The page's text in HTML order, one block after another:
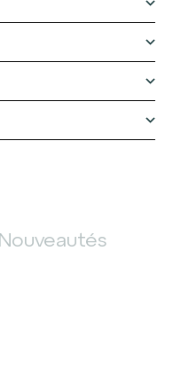
Nouveautés